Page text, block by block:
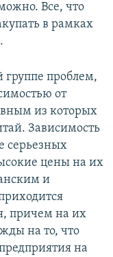
Все, что
в рамках
группе проблем,
от
из которых
Зависимость
серьезных
цены на их
и
причем на их
на то, что
на